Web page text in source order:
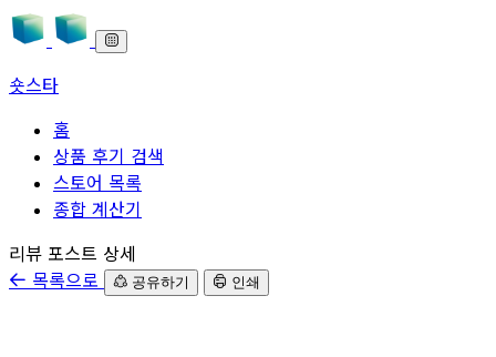
숏스타
홈
상품 후기 검색
스토어 목록
종합 계산기
본문으로 바로가기
리뷰 포스트 상세
목록으로
공유하기 인쇄